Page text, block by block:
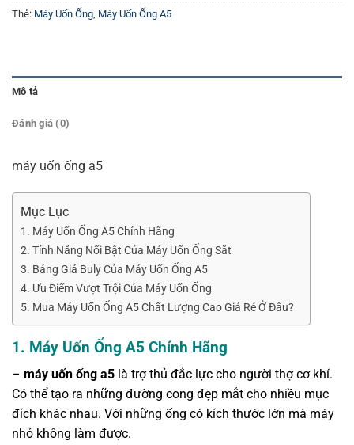
Thẻ: Máy Uốn Ống, Máy Uốn Ống A5
Mô tả
Đánh giá (0)
máy uốn ống a5
Mục Lục
1. Máy Uốn Ống A5 Chính Hãng
2. Tính Năng Nổi Bật Của Máy Uốn Ống Sắt
3. Bảng Giá Buly Của Máy Uốn Ống A5
4. Ưu Điểm Vượt Trội Của Máy Uốn Ống
5. Mua Máy Uốn Ống A5 Chất Lượng Cao Giá Rẻ Ở Đâu?
1. Máy Uốn Ống A5 Chính Hãng
– máy uốn ống a5 là trợ thủ đắc lực cho người thợ cơ khí.
Có thể tạo ra những đường cong đẹp mắt cho nhiều mục
đích khác nhau. Với những ống có kích thước lớn mà máy
nhỏ không làm được.